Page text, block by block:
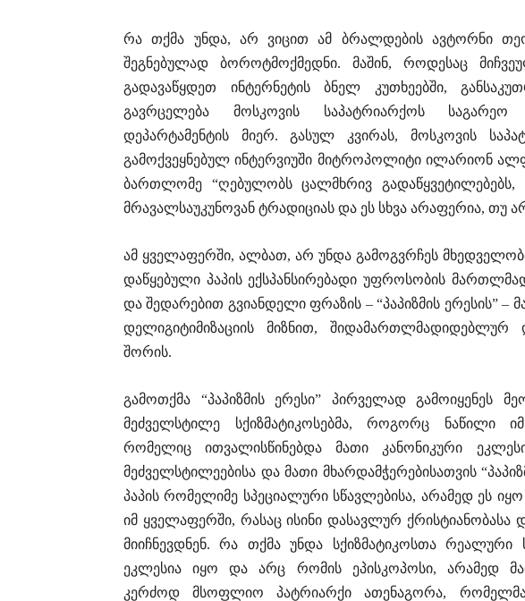
რა თქმა უნდა, არ ვიცით ამ ბრალდების ავტორნი
შეგნებულად ბოროტმოქმედნი. მაშინ, როდესაც
გადავაწყდეთ ინტერნეტის ბნელ კუთხეებში,
გავრცელება მოსკოვის საპატრიარქოს
დეპარტამენტის მიერ. გასულ კვირას, მოსკოვის
გამოქვეყნებულ ინტერვიუში მიტროპოლიტი ილარიონ
ბართლომე “ღებულობს ცალმხრივ გადაწყვეტილებებს,
მრავალსაუკუნოვან ტრადიციას და ეს სხვა არაფერია, თუ
ამ ყველაფერში, ალბათ, არ უნდა გამოგვრჩეს
დაწყებული პაპის ექსპანსირებადი უფროსობის
და შედარებით გვიანდელი ფრაზის – “პაპიზმის ერესის”
დელიგიტიმიზაციის მიზნით, შიდამართლმადიდებლურ
შორის.
გამოთქმა “პაპიზმის ერესი” პირველად გამოიყენეს
მეძველსტილე სქიზმატიკოსებმა, როგორც ნაწილი
რომელიც ითვალისწინებდა მათი კანონიკური
მეძველსტილეებისა და მათი მხარდამჭერებისათვის
პაპის რომელიმე სპეციალური სწავლებისა, არამედ ეს
იმ ყველაფერში, რასაც ისინი დასავლურ
მიიჩნევდნენ. რა თქმა უნდა სქიზმატიკოსთა
ეკლესია იყო და არც რომის ეპისკოპოსი, არამედ
კერძოდ მსოფლიო პატრიარქი ათენაგორა,